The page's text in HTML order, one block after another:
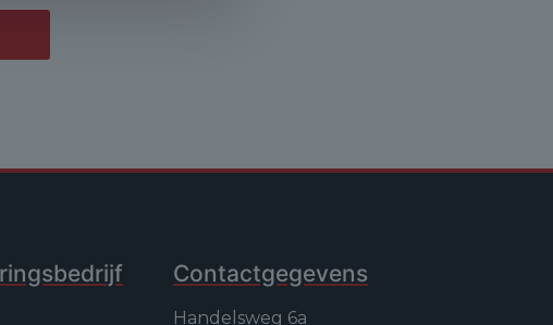
Contactgegevens
Handelsweg 6a